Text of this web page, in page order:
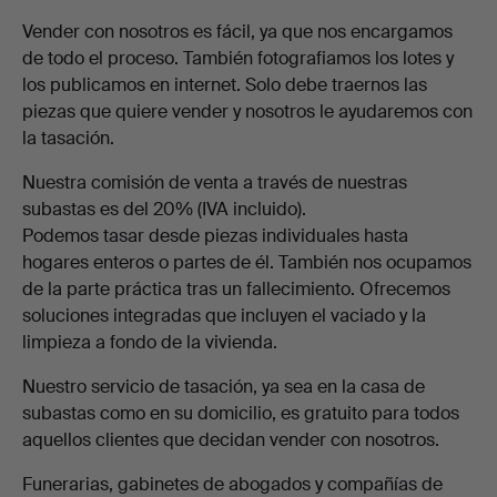
Vender con nosotros es fácil, ya que nos encargamos
de todo el proceso. También fotografiamos los lotes y
los publicamos en internet. Solo debe traernos las
piezas que quiere vender y nosotros le ayudaremos con
la tasación.
Nuestra comisión de venta a través de nuestras
subastas es del 20% (IVA incluido).
Podemos tasar desde piezas individuales hasta
hogares enteros o partes de él. También nos ocupamos
de la parte práctica tras un fallecimiento. Ofrecemos
soluciones integradas que incluyen el vaciado y la
limpieza a fondo de la vivienda.
Nuestro servicio de tasación, ya sea en la casa de
subastas como en su domicilio, es gratuito para todos
aquellos clientes que decidan vender con nosotros.
Funerarias, gabinetes de abogados y compañías de